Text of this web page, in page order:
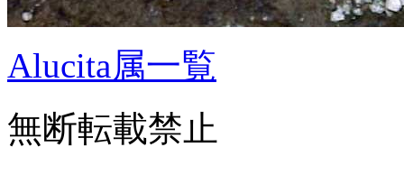
Alucita属一覧
無断転載禁止